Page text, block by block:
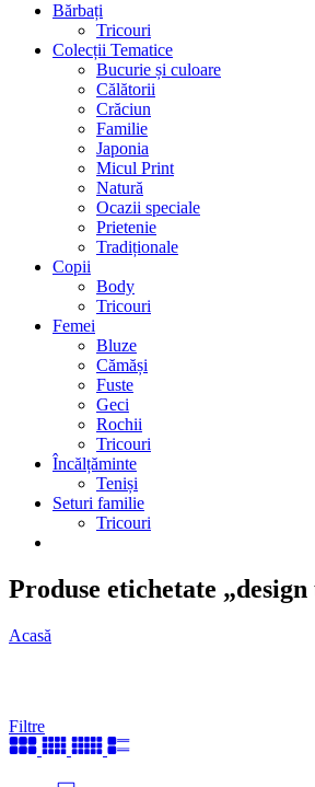
Bărbați
Tricouri
Colecții Tematice
Bucurie și culoare
Călătorii
Crăciun
Familie
Japonia
Micul Print
Natură
Ocazii speciale
Prietenie
Tradiționale
Copii
Body
Tricouri
Femei
Bluze
Cămăși
Fuste
Geci
Rochii
Tricouri
Încălțăminte
Teniși
Seturi familie
Tricouri
Produse etichetate „design
Acasă
Filtre